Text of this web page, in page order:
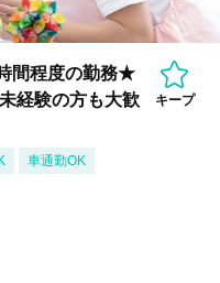
間程度の勤務★
経験の方も大歓
キープ
車通勤OK